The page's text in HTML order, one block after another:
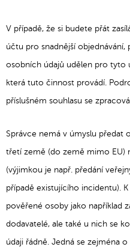
V případě, že si budete přát
účtu pro snadnější objednávání,
osobních údajů udělen pro tyto
která tuto činnost provádí.
příslušném souhlasu se
Správce nemá v úmyslu předat
třetí země (do země mimo EU)
(výjimkou je např. předání
případě existujícího incidentu).
pověřené osoby jako například
dodavatelé, ale také u nich se
údaji řádně. Jedná se zejména